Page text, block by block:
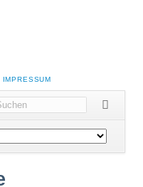
IMPRESSUM